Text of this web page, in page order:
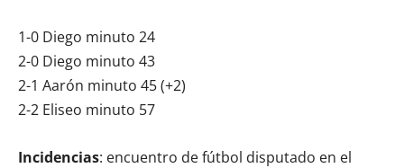
1-0 Diego minuto 24
2-0 Diego minuto 43
2-1 Aarón minuto 45 (+2)
2-2 Eliseo minuto 57
Incidencias: encuentro de fútbol disputado en el